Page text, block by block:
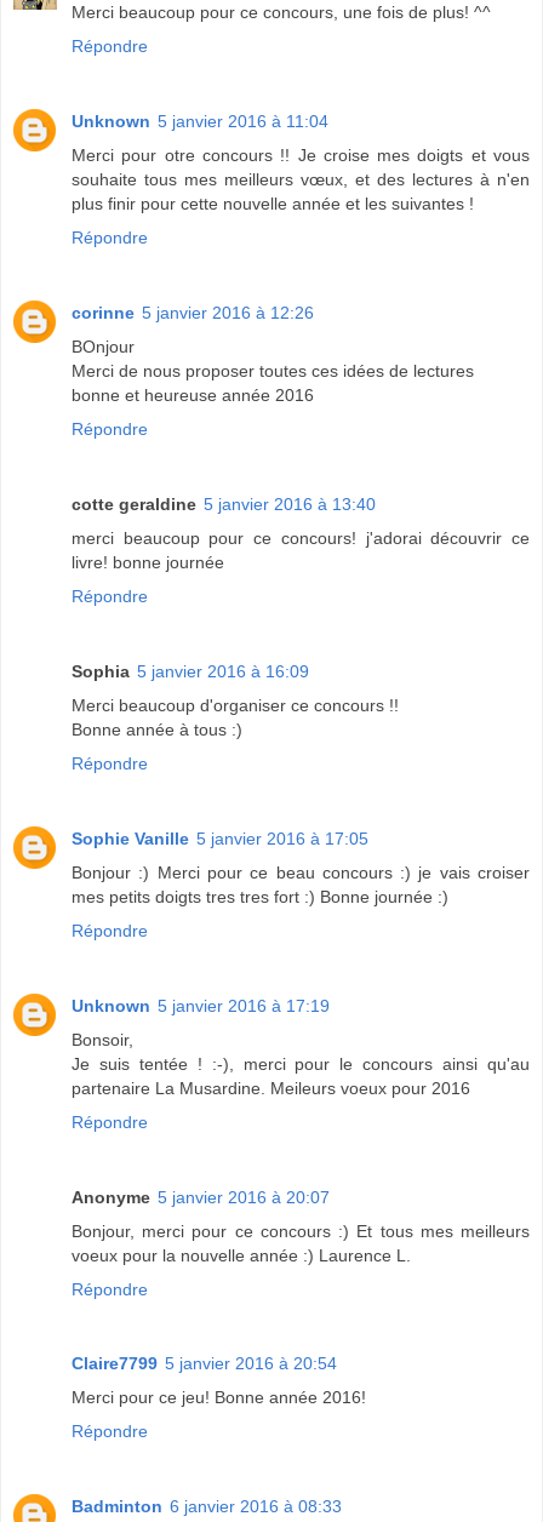
Merci beaucoup pour ce concours, une fois de plus! ^^
Répondre
Unknown 5 janvier 2016 à 11:04
Merci pour otre concours !! Je croise mes doigts et vous
souhaite tous mes meilleurs vœux, et des lectures à n'en
plus finir pour cette nouvelle année et les suivantes !
Répondre
corinne 5 janvier 2016 à 12:26
BOnjour
Merci de nous proposer toutes ces idées de lectures
bonne et heureuse année 2016
Répondre
cotte geraldine 5 janvier 2016 à 13:40
merci beaucoup pour ce concours! j'adorai découvrir ce
livre! bonne journée
Répondre
Sophia 5 janvier 2016 à 16:09
Merci beaucoup d'organiser ce concours !!
Bonne année à tous :)
Répondre
Sophie Vanille 5 janvier 2016 à 17:05
Bonjour :) Merci pour ce beau concours :) je vais croiser
mes petits doigts tres tres fort :) Bonne journée :)
Répondre
Unknown 5 janvier 2016 à 17:19
Bonsoir,
Je suis tentée ! :-), merci pour le concours ainsi qu'au
partenaire La Musardine. Meileurs voeux pour 2016
Répondre
Anonyme 5 janvier 2016 à 20:07
Bonjour, merci pour ce concours :) Et tous mes meilleurs
voeux pour la nouvelle année :) Laurence L.
Répondre
Claire7799 5 janvier 2016 à 20:54
Merci pour ce jeu! Bonne année 2016!
Répondre
Badminton 6 janvier 2016 à 08:33